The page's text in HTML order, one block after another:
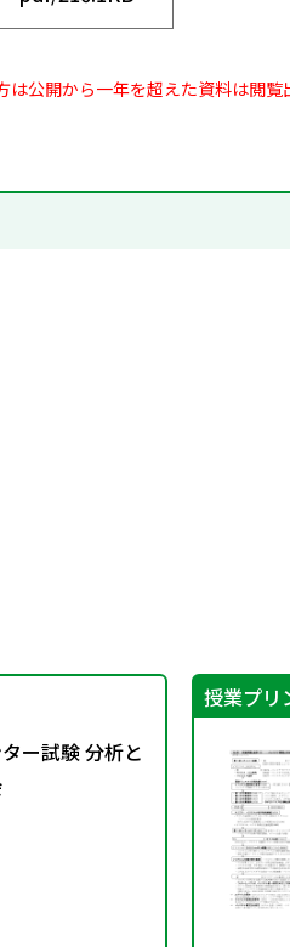
は公開から一年を超えた資料は閲覧
ー試験 分析と
授業プリ